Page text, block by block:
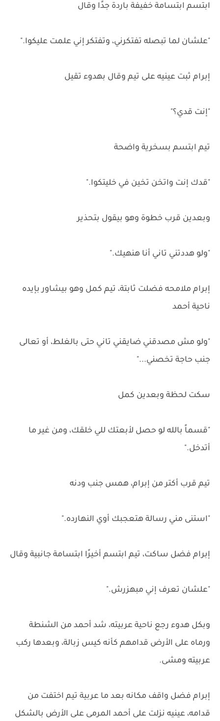
ابتسم ابتسامة خفيفة باردة جدًا وقال
"علشان لما تبصله تفتكرني، وتفتكر إني علمت عليكوا."
إبرام ثبت عينيه على تيم وقال بهدوء تقيل
"إنت قدي؟"
تيم ابتسم بسخرية واضحة
"قدك إنت واتخن تخين في خليتكوا."
وبعدين قرب خطوة وهو بيقول بتحذير
"ولو هددتني تاني أنا هنهيك."
إبرام ملامحه فضلت ثابتة، تيم كمل وهو بيشاور بإيده
ناحية أحمد
"ولو مش مصدقني ضايقني تاني حتى بالغلط، أو تعالى
جنب حاجة تخصني..."
سكت لحظة وبعدين كمل
"قسماً بالله لو حصل لأبعتك للي خلقك، ومن غير ما
أتدخل."
تيم قرب أكتر من إبرام، همس جنب ودنه
"استنى مني رسالة هتعجبك أوي النهارده."
إبرام فضل ساكت، تيم ابتسم أخيرًا ابتسامة جانبية وقال
"علشان تعرف إني مبهزرش."
وبكل هدوء رجع ناحية عربيته، شد أحمد من الشنطة
ورماه على الأرض قدامهم كأنه كيس زبالة، وبعدها ركب
عربيته ومشى.
إبرام فضل واقف مكانه بعد ما عربية تيم اختفت من
قدامه، عينيه نزلت على أحمد المرمى على الأرض بالشكل